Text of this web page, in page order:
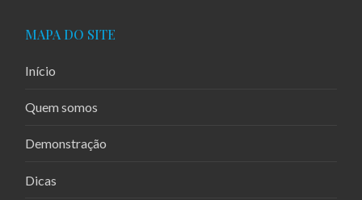
MAPA DO SITE
Início
Quem somos
Demonstração
Dicas